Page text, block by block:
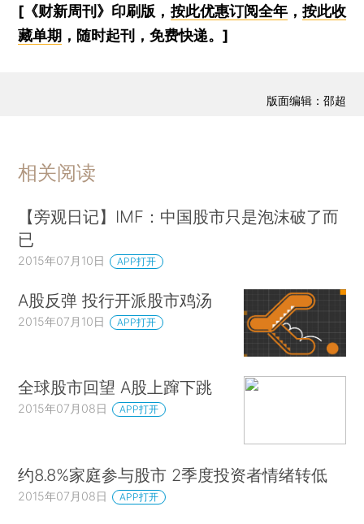
[《财新周刊》印刷版， 按此优惠订阅全年， 按此收
藏单期 ，随时起刊，免费快递。]
版面编辑：邵超
相关阅读
【旁观日记】IMF：中国股市只是泡沫破了而
已
2015年07月10日 APP打开
A股反弹 投行开派股市鸡汤
2015年07月10日 APP打开
全球股市回望 A股上蹿下跳
2015年07月08日 APP打开
约8.8%家庭参与股市 2季度投资者情绪转低
2015年07月08日 APP打开